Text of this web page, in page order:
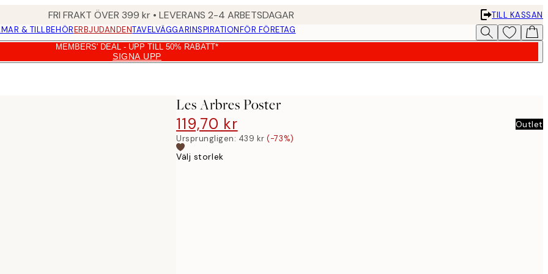
FRI FRAKT ÖVER 399 kr • LEVERANS 2-4 ARBETSDAGAR
TILL KASSAN
& TILLBEHÖRERBJUDANDENTAVELVÄGGARINSPIRATIONFÖR FÖRETAG
MEMBERS' DEAL - UPP TILL 50% RABATT*
SIGNA UPP
Les Arbres Poster
119,70 kr
Outlet
Ursprungligen: 439 kr (-73%)
Välj storlek